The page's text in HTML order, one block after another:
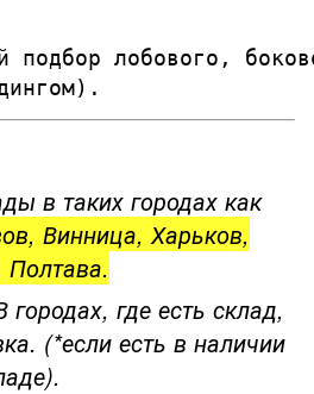
подбор лобового,
городах как
Винница, Харьков,
городах, где есть склад,
(*если есть в наличии